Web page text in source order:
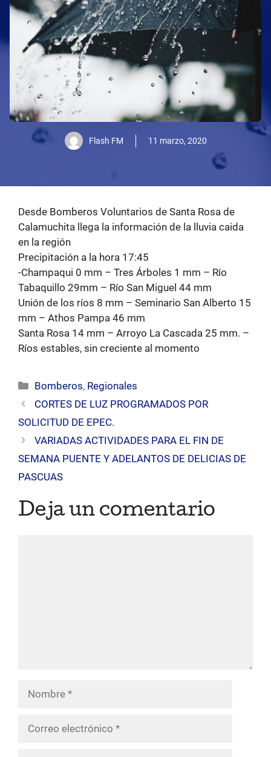
Flash FM 11 marzo, 2020
Desde Bomberos Voluntarios de Santa Rosa de
Calamuchita llega la información de la lluvia caida
en la región
Precipitación a la hora 17:45
-Champaqui 0 mm – Tres Árboles 1 mm – Río
Tabaquillo 29mm – Río San Miguel 44 mm
Unión de los ríos 8 mm – Seminario San Alberto 15
mm – Athos Pampa 46 mm
Santa Rosa 14 mm – Arroyo La Cascada 25 mm. –
Ríos estables, sin creciente al momento
Categorías
Bomberos, Regionales
CORTES DE LUZ PROGRAMADOS POR
SOLICITUD DE EPEC.
VARIADAS ACTIVIDADES PARA EL FIN DE
SEMANA PUENTE Y ADELANTOS DE DELICIAS DE
PASCUAS
Deja un comentario
electrónico